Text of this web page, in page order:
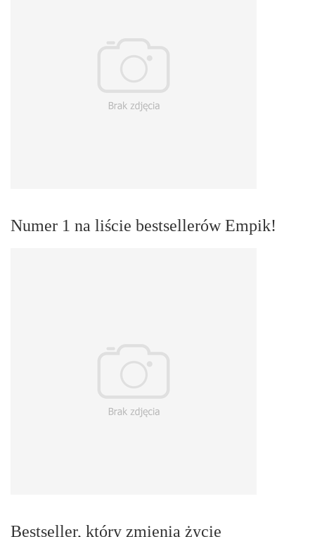
Numer 1 na liście bestsellerów Empik!
Bestseller, który zmienia życie